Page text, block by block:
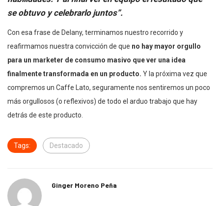
se obtuvo y celebrarlo juntos”.
Con esa frase de Delany, terminamos nuestro recorrido y
reafirmamos nuestra convicción de que no hay mayor orgullo
para un marketer de consumo masivo que ver una idea
finalmente transformada en un producto. Y la próxima vez que
compremos un Caffe Lato, seguramente nos sentiremos un poco
más orgullosos (o reflexivos) de todo el arduo trabajo que hay
detrás de este producto.
Tags: Destacado
Ginger Moreno Peña